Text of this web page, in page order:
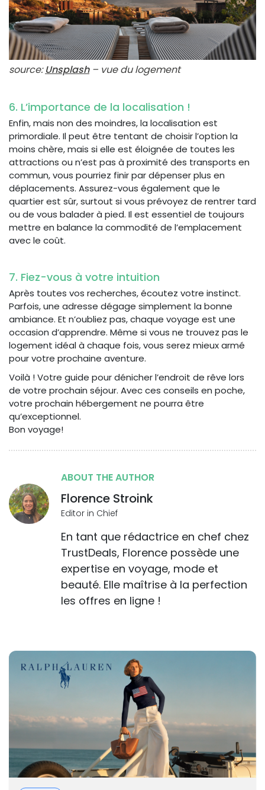
source:Unsplash– vue du logement
6. L’importance de la localisation !
Enfin, mais non des moindres, la localisation est
primordiale. Il peut être tentant de choisir l’option la
moins chère, mais si elle est éloignée de toutes les
attractions ou n’est pas à proximité des transports en
commun, vous pourriez finir par dépenser plus en
déplacements. Assurez-vous également que le
quartier est sûr, surtout si vous prévoyez de rentrer tard
ou de vous balader à pied. Il est essentiel de toujours
mettre en balance la commodité de l’emplacement
avec le coût.
7. Fiez-vous à votre intuition
Après toutes vos recherches, écoutez votre instinct.
Parfois, une adresse dégage simplement la bonne
ambiance. Et n’oubliez pas, chaque voyage est une
occasion d’apprendre. Même si vous ne trouvez pas le
logement idéal à chaque fois, vous serez mieux armé
pour votre prochaine aventure.
Voilà ! Votre guide pour dénicher l’endroit de rêve lors
de votre prochain séjour. Avec ces conseils en poche,
votre prochain hébergement ne pourra être
qu’exceptionnel.
Bon voyage!
ABOUT THE AUTHOR
Florence Stroink
Editor in Chief
En tant que rédactrice en chef chez
TrustDeals, Florence possède une
expertise en voyage, mode et
beauté. Elle maîtrise à la perfection
les offres en ligne !